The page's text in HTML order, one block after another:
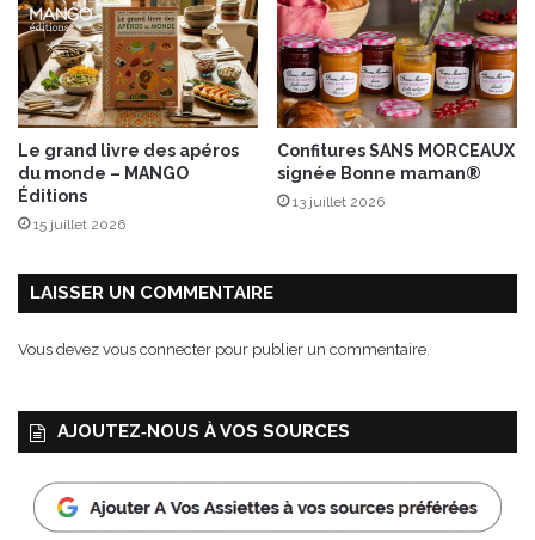
r
s
Le grand livre des apéros
du monde – MANGO
Éditions
15 juillet 2026
Confitures SANS MORCEAUX
signée Bonne maman®
13 juillet 2026
LAISSER UN COMMENTAIRE
Vous devez vous connecter pour publier un commentaire.
AJOUTEZ‑NOUS À VOS SOURCES